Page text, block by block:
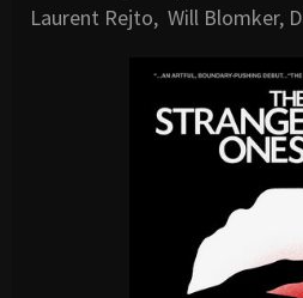
Laurent Rejto, Will Blomker,